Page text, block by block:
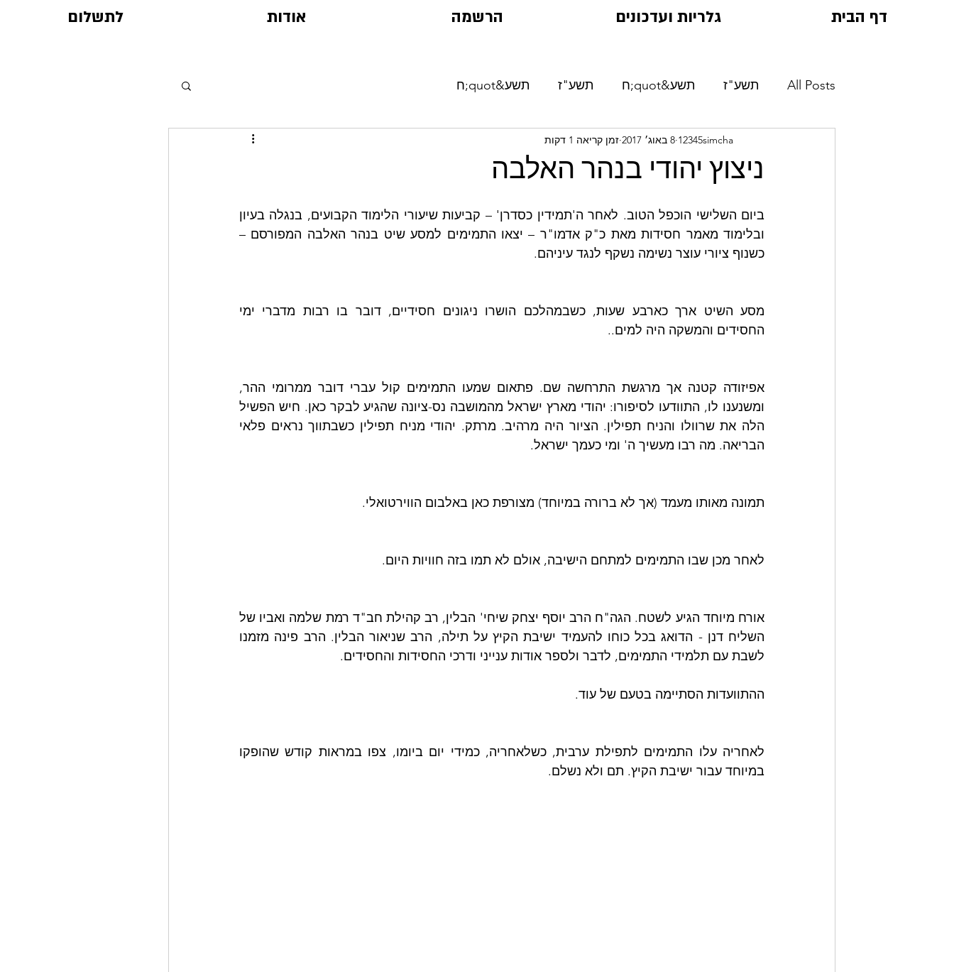
דף הבית גלריות ועדכונים הרשמה אודות לתשלום
All Posts תשע"ז תשע&quot;ח תשע"ז תשע&quot;ח
ניצוץ יהודי בנהר האלבה
12345simcha 8 באוג׳ 2017 זמן קריאה 1 דקות
כשנוף ציורי עוצר נשימה נשקף לנגד עיניהם.
החסידים והמשקה היה למים..
הבריאה. מה רבו מעשיך ה' ומי כעמך ישראל.
תמונה מאותו מעמד (אך לא ברורה במיוחד) מצורפת כאן באלבום הווירטואלי.
לאחר מכן שבו התמימים למתחם הישיבה, אולם לא תמו בזה חוויות היום.
לשבת עם תלמידי התמימים, לדבר ולספר אודות ענייני ודרכי החסידות והחסידים.
ההתוועדות הסתיימה בטעם של עוד.
במיוחד עבור ישיבת הקיץ. תם ולא נשלם.